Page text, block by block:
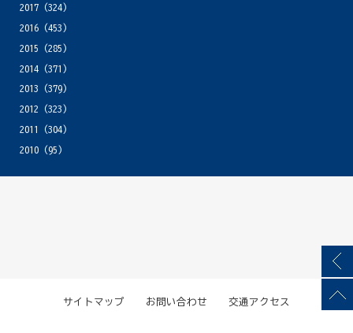
2017(324)
2016(453)
2015 (285)
2014(371)
2013 (379)
2012 (323)
2011
(304)
2010(95)
サイトマップ お問い合わせ 交通アクセス